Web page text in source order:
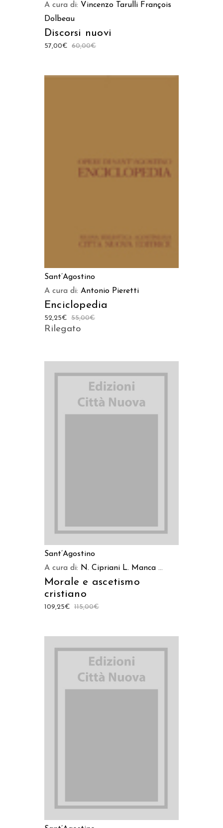
A cura di: Vincenzo Tarulli François
Dolbeau
Discorsi nuovi
60,00€
57,00€
AGGIUNGI AL CARRELLO
Sant’Agostino
A cura di: Antonio Pieretti
Enciclopedia
55,00€
52,25€
Rilegato
Sant’Agostino
A cura di: N. Cipriani L. Manca ...
Morale e ascetismo
cristiano
115,00€
109,25€